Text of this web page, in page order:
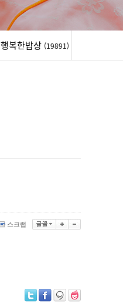
행복한밥상 (19891)
스크랩